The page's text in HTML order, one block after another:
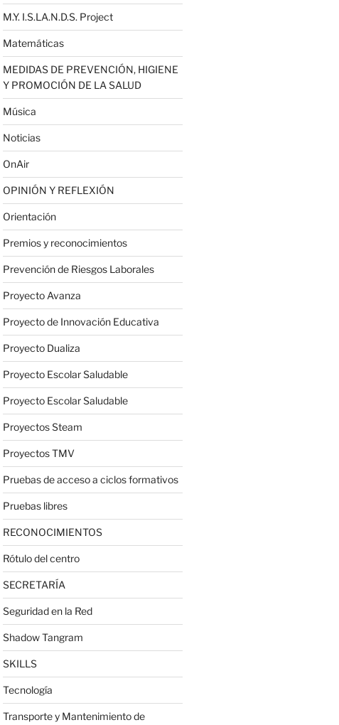
M.Y. I.S.LA.N.D.S. Project
Matemáticas
MEDIDAS DE PREVENCIÓN, HIGIENE
Y PROMOCIÓN DE LA SALUD
Música
Noticias
OnAir
OPINIÓN Y REFLEXIÓN
Orientación
Premios y reconocimientos
Prevención de Riesgos Laborales
Proyecto Avanza
Proyecto de Innovación Educativa
Proyecto Dualiza
Proyecto Escolar Saludable
Proyecto Escolar Saludable
Proyectos Steam
Proyectos TMV
Pruebas de acceso a ciclos formativos
Pruebas libres
RECONOCIMIENTOS
Rótulo del centro
SECRETARÍA
Seguridad en la Red
Shadow Tangram
SKILLS
Tecnología
Transporte y Mantenimiento de